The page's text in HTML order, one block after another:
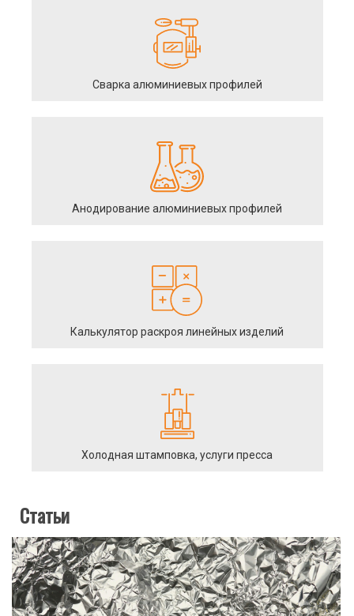
Сварка алюминиевых профилей
Анодирование алюминиевых профилей
Калькулятор раскроя линейных изделий
Холодная штамповка, услуги пресса
Статьи